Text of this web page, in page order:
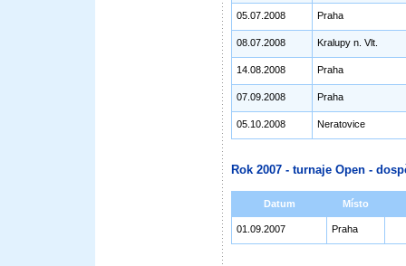
05.07.2008 Praha
08.07.2008 Kralupy n. Vlt.
14.08.2008 Praha
07.09.2008 Praha
05.10.2008 Neratovice
Rok 2007 - turnaje Open -
Datum Místo
01.09.2007 Praha